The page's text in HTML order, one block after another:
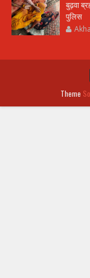
बुढ़वा
पुलिस
Theme